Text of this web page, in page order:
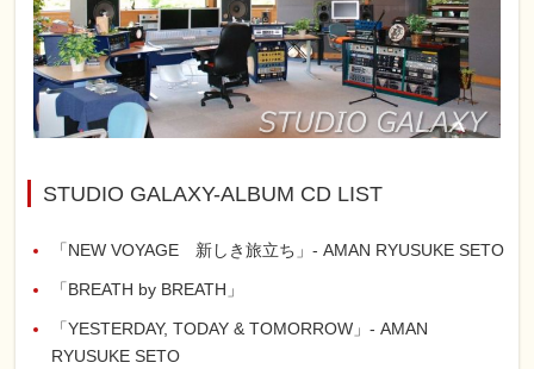
STUDIO GALAXY-ALBUM CD LIST
「NEW VOYAGE 新しき旅立ち」- AMAN RYUSUKE SETO
「BREATH by BREATH」
「YESTERDAY, TODAY & TOMORROW」- AMAN
RYUSUKE SETO